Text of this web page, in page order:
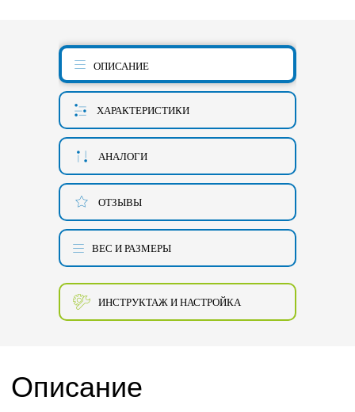
ОПИСАНИЕ
ХАРАКТЕРИСТИКИ
АНАЛОГИ
ОТЗЫВЫ
ВЕС И РАЗМЕРЫ
ИНСТРУКТАЖ И НАСТРОЙКА
Описание